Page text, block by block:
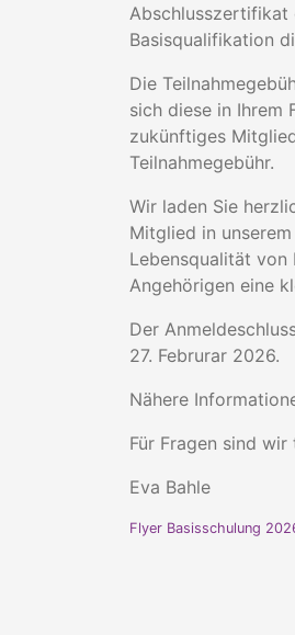
Abschlusszertifikat
Basisqualifikation
Die
sich diese in Ihrem
zukünftiges
Teilnahmegebühr.
Wir laden Sie
Mitglied in
Lebensqualität
Angehörigen eine
Der
27. Februrar 2026.
Nähere
Für Fragen sind
Eva Bahle
Flyer Basisschulung